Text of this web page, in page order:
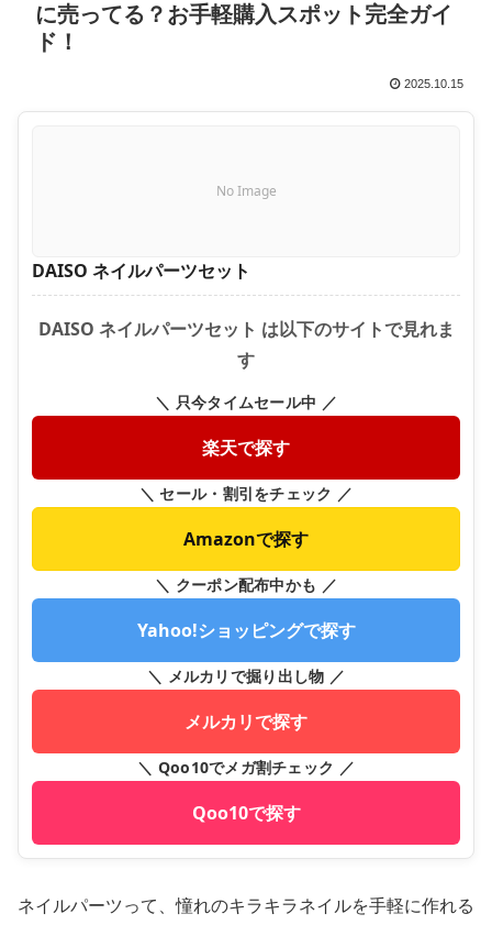
に売ってる？お手軽購入スポット完全ガイ
ド！
2025.10.15
No Image
DAISO ネイルパーツセット
DAISO ネイルパーツセット は以下のサイトで見れま
す
＼ 只今タイムセール中 ／
楽天で探す
＼ セール・割引をチェック ／
Amazonで探す
＼ クーポン配布中かも ／
Yahoo!ショッピングで探す
＼ メルカリで掘り出し物 ／
メルカリで探す
＼ Qoo10でメガ割チェック ／
Qoo10で探す
ネイルパーツって、憧れのキラキラネイルを手軽に作れる